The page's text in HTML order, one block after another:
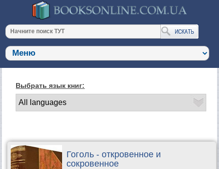
Выбрать язык книг:
Гоголь - откровенное и
сокровенное